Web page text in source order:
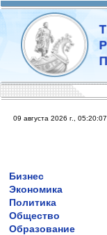
09 августа 2026 г., 05:20:07
Бизнес
Экономика
Политика
Общество
Образование